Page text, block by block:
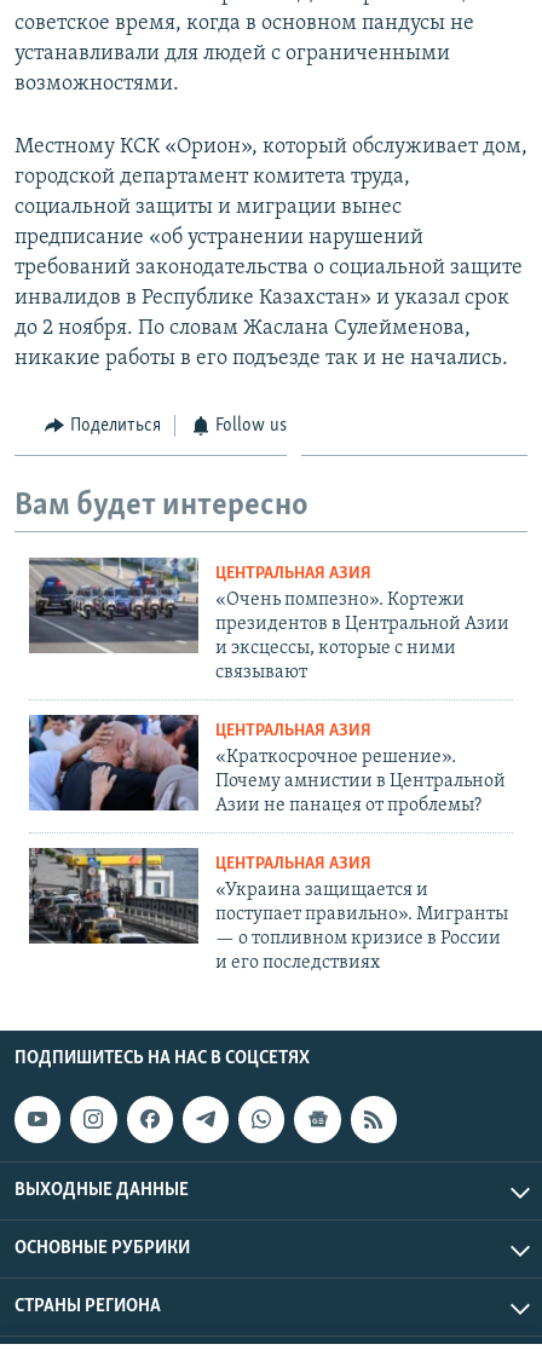
советское время, когда в основном пандусы не
устанавливали для людей с ограниченными
возможностями.
Местному КСК «Орион», который обслуживает дом,
городской департамент комитета труда,
социальной защиты и миграции вынес
предписание «об устранении нарушений
требований законодательства о социальной защите
инвалидов в Республике Казахстан» и указал срок
до 2 ноября. По словам Жаслана Сулейменова,
никакие работы в его подъезде так и не начались.
Поделиться Follow us
Вам будет интересно
ЦЕНТРАЛЬНАЯ АЗИЯ
«Очень помпезно». Кортежи
президентов в Центральной Азии
и эксцессы, которые с ними
связывают
ЦЕНТРАЛЬНАЯ АЗИЯ
«Краткосрочное решение».
Почему амнистии в Центральной
Азии не панацея от проблемы?
ЦЕНТРАЛЬНАЯ АЗИЯ
«Украина защищается и
поступает правильно». Мигранты
— о топливном кризисе в России
и его последствиях
ПОДПИШИТЕСЬ НА НАС В СОЦСЕТЯХ
ВЫХОДНЫЕ ДАННЫЕ
ОСНОВНЫЕ РУБРИКИ
СТРАНЫ РЕГИОНА